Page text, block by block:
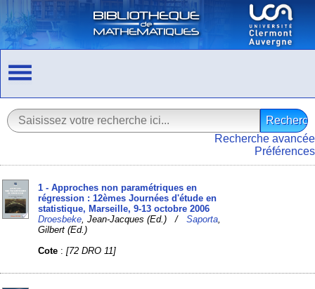
Recherche avancée
Préférences
1 - Approches non paramétriques en
régression : 12èmes Journées d'étude en
statistique, Marseille, 9-13 octobre 2006
Droesbeke , Jean-Jacques (Ed.) /Saporta
Gilbert (Ed.)
Cote :[72 DRO 11]